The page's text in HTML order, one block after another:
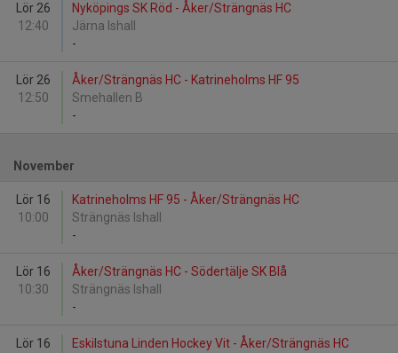
Lör 26
12:40
Nyköpings SK Röd - Åker/Strängnäs HC
Järna Ishall
-
Lör 26
12:50
Åker/Strängnäs HC - Katrineholms HF 95
Smehallen B
-
November
Lör 16
10:00
Katrineholms HF 95 - Åker/Strängnäs HC
Strängnäs Ishall
-
Lör 16
10:30
Åker/Strängnäs HC - Södertälje SK Blå
Strängnäs Ishall
-
Lör 16
Eskilstuna Linden Hockey Vit - Åker/Strängnäs HC